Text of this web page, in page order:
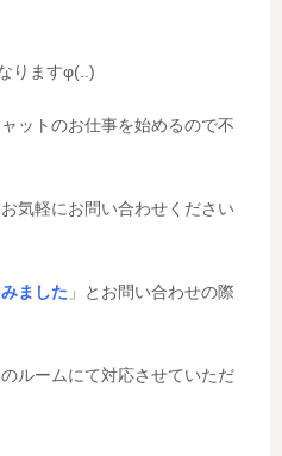
りますφ(..)
ットのお仕事を始めるので不
気軽にお問い合わせください
ました 」とお問い合わせの際
ルームにて対応させていただ